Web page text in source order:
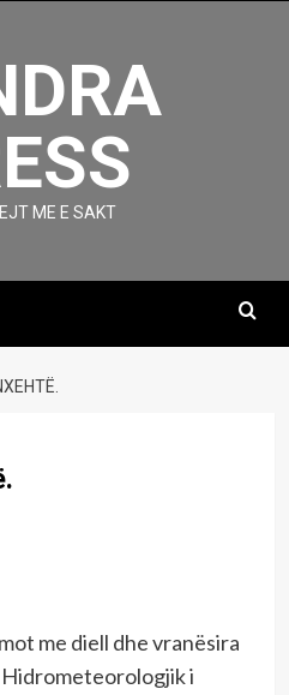
ME E SAKT
me diell dhe vranësira
i